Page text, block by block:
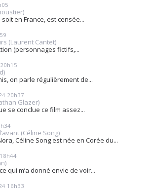
en France, est censée...
(Laurent Cantet)
(personnages fictifs,...
20h15
on parle régulièrement de...
20h37
Glazer)
se conclue ce film assez...
(Céline Song)
Céline Song est née en Corée du...
18h44
qui m’a donné envie de voir...
16h33